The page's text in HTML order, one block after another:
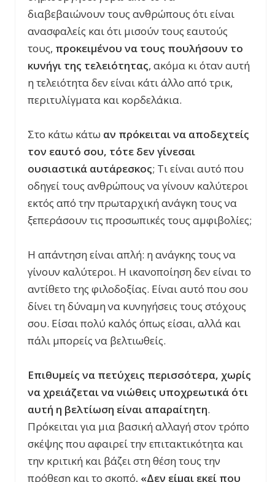
διαβεβαιώνουν τους ανθρώπους ότι είναι
ανασφαλείς και ότι μισούν τους εαυτούς
τους, προκειμένου να τους πουλήσουν το
κυνήγι της τελειότητας, ακόμα κι όταν αυτή
η τελειότητα δεν είναι κάτι άλλο από τρικ,
περιτυλίγματα και κορδελάκια.
Στο κάτω κάτω αν πρόκειται να αποδεχτείς
τον εαυτό σου, τότε δεν γίνεσαι
ουσιαστικά αυτάρεσκος; Τι είναι αυτό που
οδηγεί τους ανθρώπους να γίνουν καλύτεροι
εκτός από την πρωταρχική ανάγκη τους να
ξεπεράσουν τις προσωπικές τους αμφιβολίες;
Η απάντηση είναι απλή: η ανάγκης τους να
γίνουν καλύτεροι. Η ικανοποίηση δεν είναι το
αντίθετο της φιλοδοξίας. Είναι αυτό που σου
δίνει τη δύναμη να κυνηγήσεις τους στόχους
σου. Είσαι πολύ καλός όπως είσαι, αλλά και
πάλι μπορείς να βελτιωθείς.
Επιθυμείς να πετύχεις περισσότερα, χωρίς
να χρειάζεται να νιώθεις υποχρεωτικά ότι
αυτή η βελτίωση είναι απαραίτητη.
Πρόκειται για μια βασική αλλαγή στον τρόπο
σκέψης που αφαιρεί την επιτακτικότητα και
την κριτική και βάζει στη θέση τους την
πρόθεση και το σκοπό. «Δεν είμαι εκεί που